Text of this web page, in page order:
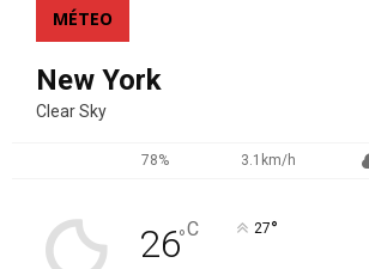
MÉTEO
New York
Clear Sky
78% 3.1km/h
26°C 27°